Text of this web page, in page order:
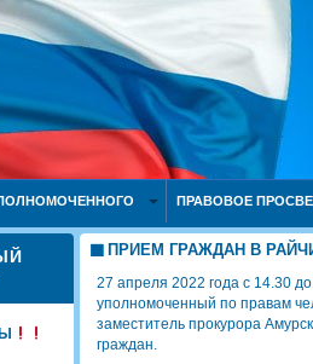
ПРАВОВОЕ
ПРИЕМ ГРАЖДАН В
27 апреля 2022 года с 14.30
уполномоченный по правам
заместитель прокурора
граждан.